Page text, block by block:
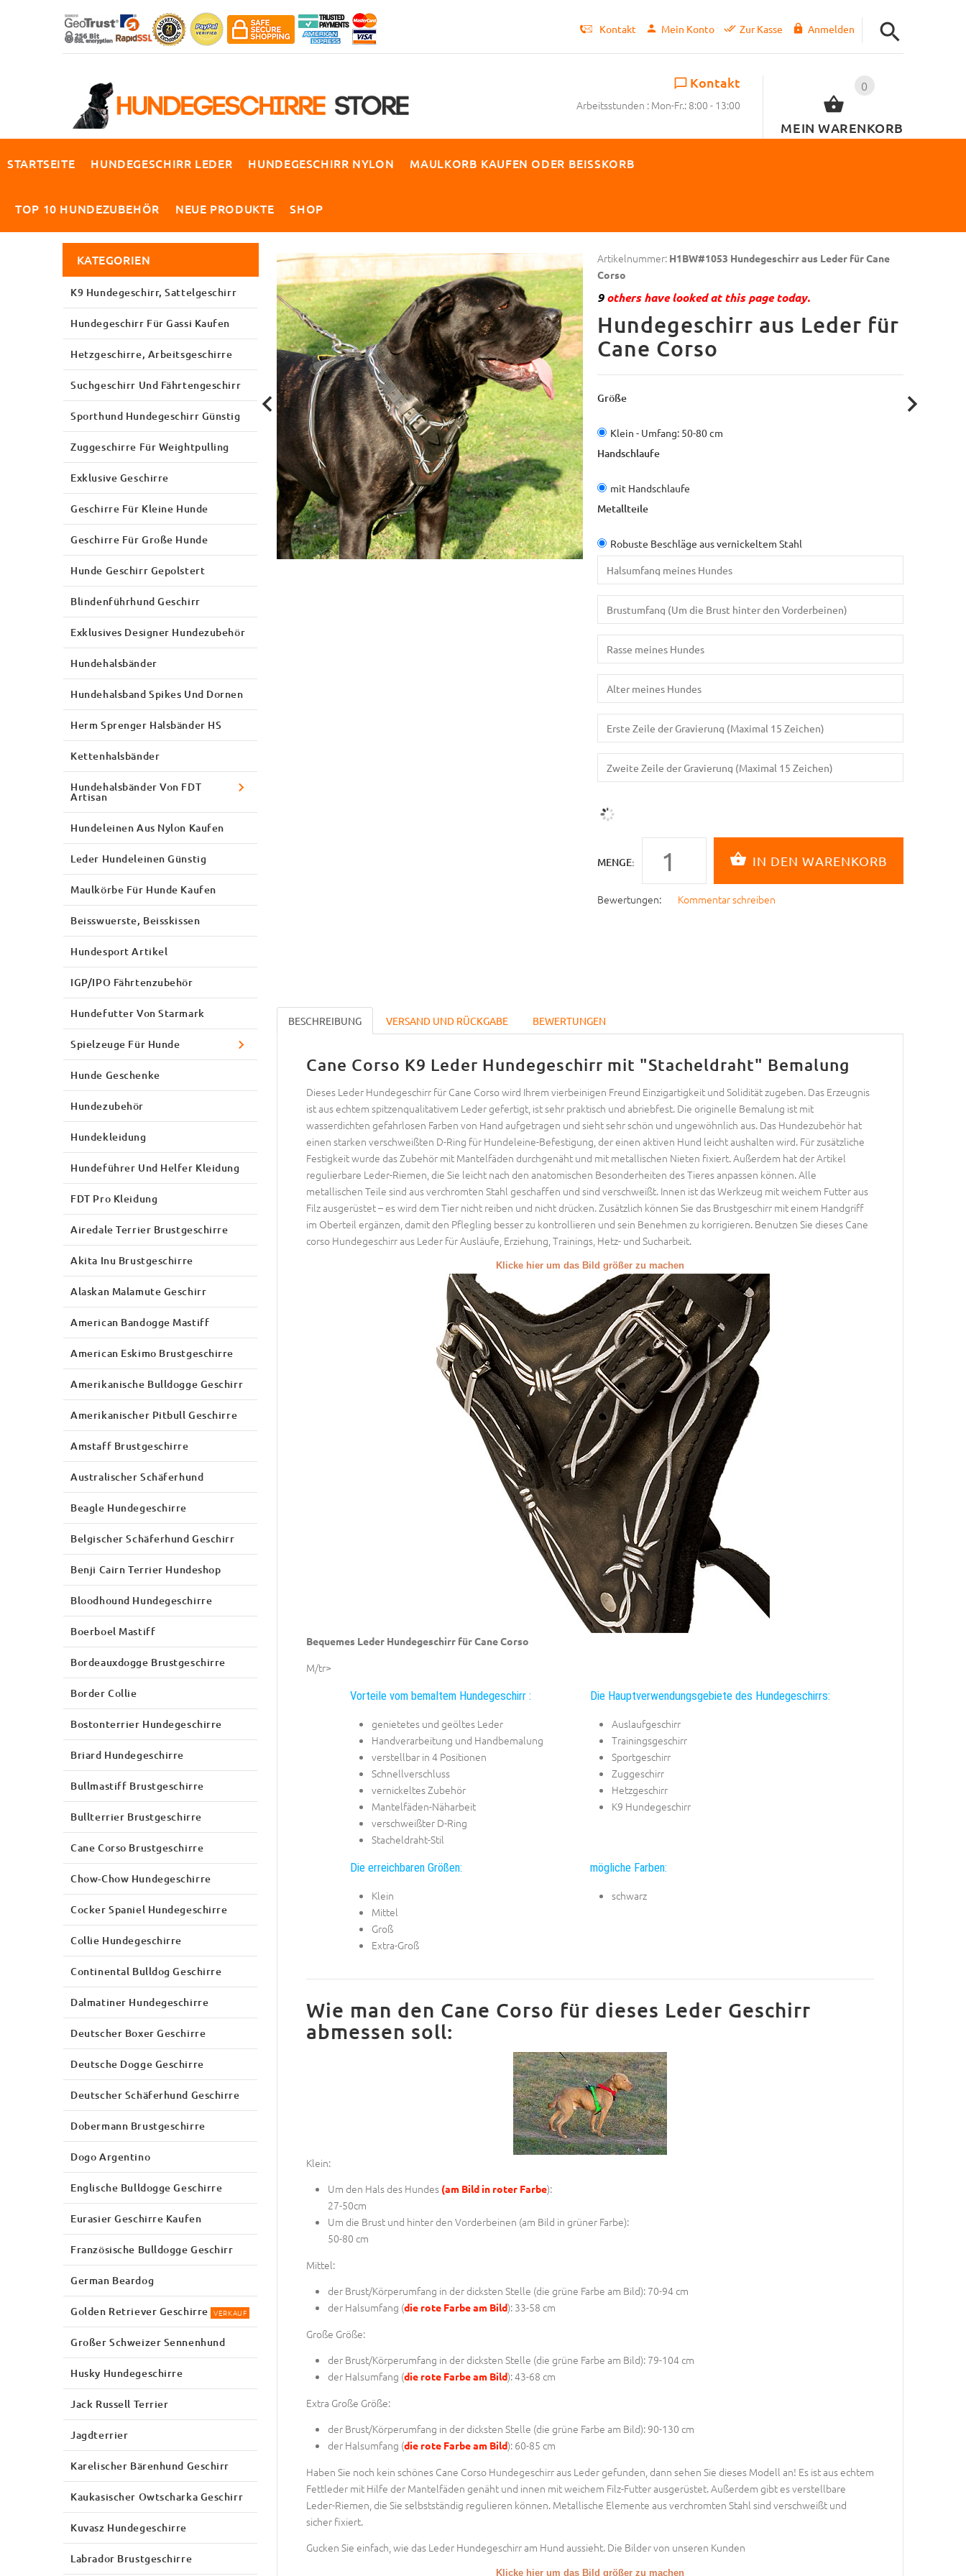
Kontakt Mein Konto Zur Kasse Anmelden
0
MEIN WARENKORB
Kontakt
Arbeitsstunden : Mon-Fr.: 8:00 - 13:00
STARTSEITE HUNDEGESCHIRR LEDER HUNDEGESCHIRR NYLON MAULKORB KAUFEN ODER BEISSKORB
TOP 10 HUNDEZUBEHÖR NEUE PRODUKTE SHOP
Artikelnummer: H1BW#1053 Hundegeschirr aus Leder für Cane
Corso
9others have looked at this page today.
Hundegeschirr aus Leder für
Cane Corso
Größe
Klein - Umfang: 50-80 cm
Handschlaufe
mit Handschlaufe
Metallteile
Robuste Beschläge aus vernickeltem Stahl
MENGE:
Bewertungen: Kommentar schreiben
BESCHREIBUNG VERSAND UND RÜCKGABE BEWERTUNGEN
Cane Corso K9 Leder Hundegeschirr mit "Stacheldraht" Bemalung
Dieses Leder Hundegeschirr für Cane Corso wird Ihrem vierbeinigen Freund Einzigartigkeit und Solidität zugeben. Das Erzeugnis
ist aus echtem spitzenqualitativem Leder gefertigt, ist sehr praktisch und abriebfest. Die originelle Bemalung ist mit
wasserdichten gefahrlosen Farben von Hand aufgetragen und sieht sehr schön und ungewöhnlich aus. Das Hundezubehör hat
einen starken verschweißten D-Ring für Hundeleine-Befestigung, der einen aktiven Hund leicht aushalten wird. Für zusätzliche
Festigkeit wurde das Zubehör mit Mantelfäden durchgenäht und mit metallischen Nieten fixiert. Außerdem hat der Artikel
regulierbare Leder-Riemen, die Sie leicht nach den anatomischen Besonderheiten des Tieres anpassen können. Alle
metallischen Teile sind aus verchromten Stahl geschaffen und sind verschweißt. Innen ist das Werkzeug mit weichem Futter aus
Filz ausgerüstet – es wird dem Tier nicht reiben und nicht drücken. Zusätzlich können Sie das Brustgeschirr mit einem Handgriff
im Oberteil ergänzen, damit den Pflegling besser zu kontrollieren und sein Benehmen zu korrigieren. Benutzen Sie dieses Cane
corso Hundegeschirr aus Leder für Ausläufe, Erziehung, Trainings, Hetz- und Sucharbeit.
Klicke hier um das Bild größer zu machen
Bequemes Leder Hundegeschirr für Cane Corso
M/tr>
Vorteile vom bemaltem Hundegeschirr :
genietetes und geöltes Leder
Handverarbeitung und Handbemalung
verstellbar in 4 Positionen
Schnellverschluss
vernickeltes Zubehör
Mantelfäden-Näharbeit
verschweißter D-Ring
Stacheldraht-Stil
Die Hauptverwendungsgebiete des Hundegeschirrs:
Auslaufgeschirr
Trainingsgeschirr
Sportgeschirr
Zuggeschirr
Hetzgeschirr
K9 Hundegeschirr
Die erreichbaren Größen:
Klein
Mittel
Groß
Extra-Groß
mögliche Farben:
schwarz
Wie man den Cane Corso für dieses Leder Geschirr
abmessen soll:
Klein:
Um den Hals des Hundes (am Bild in roter Farbe):
27-50cm
Um die Brust und hinter den Vorderbeinen (am Bild in grüner Farbe):
50-80 cm
Mittel:
der Brust/Körperumfang in der dicksten Stelle (die grüne Farbe am Bild): 70-94 cm
der Halsumfang (die rote Farbe am Bild): 33-58 cm
Große Größe:
der Brust/Körperumfang in der dicksten Stelle (die grüne Farbe am Bild): 79-104 cm
der Halsumfang (die rote Farbe am Bild): 43-68 cm
Extra Große Größe:
der Brust/Körperumfang in der dicksten Stelle (die grüne Farbe am Bild): 90-130 cm
der Halsumfang (die rote Farbe am Bild): 60-85 cm
Haben Sie noch kein schönes Cane Corso Hundegeschirr aus Leder gefunden, dann sehen Sie dieses Modell an! Es ist aus echtem
Fettleder mit Hilfe der Mantelfäden genäht und innen mit weichem Filz-Futter ausgerüstet. Außerdem gibt es verstellbare
Leder-Riemen, die Sie selbstständig regulieren können. Metallische Elemente aus verchromten Stahl sind verschweißt und
sicher fixiert.
Gucken Sie einfach, wie das Leder Hundegeschirr am Hund aussieht. Die Bilder von unseren Kunden
Klicke hier um das Bild größer zu machen
KATEGORIEN
K9 Hundegeschirr, Sattelgeschirr
Hundegeschirr Für Gassi Kaufen
Hetzgeschirre, Arbeitsgeschirre
Suchgeschirr Und Fährtengeschirr
Sporthund Hundegeschirr Günstig
Zuggeschirre Für Weightpulling
Exklusive Geschirre
Geschirre Für Kleine Hunde
Geschirre Für Große Hunde
Hunde Geschirr Gepolstert
Blindenführhund Geschirr
Exklusives Designer Hundezubehör
Hundehalsbänder
Hundehalsband Spikes Und Dornen
Herm Sprenger Halsbänder HS
Kettenhalsbänder
Hundehalsbänder Von FDT
Artisan
Hundeleinen Aus Nylon Kaufen
Leder Hundeleinen Günstig
Maulkörbe Für Hunde Kaufen
Beisswuerste, Beisskissen
Hundesport Artikel
IGP/IPO Fährtenzubehör
Hundefutter Von Starmark
Spielzeuge Für Hunde
Hunde Geschenke
Hundezubehör
Hundekleidung
Hundeführer Und Helfer Kleidung
FDT Pro Kleidung
Airedale Terrier Brustgeschirre
Akita Inu Brustgeschirre
Alaskan Malamute Geschirr
American Bandogge Mastiff
American Eskimo Brustgeschirre
Amerikanische Bulldogge Geschirr
Amerikanischer Pitbull Geschirre
Amstaff Brustgeschirre
Australischer Schäferhund
Beagle Hundegeschirre
Belgischer Schäferhund Geschirr
Benji Cairn Terrier Hundeshop
Bloodhound Hundegeschirre
Boerboel Mastiff
Bordeauxdogge Brustgeschirre
Border Collie
Bostonterrier Hundegeschirre
Briard Hundegeschirre
Bullmastiff Brustgeschirre
Bullterrier Brustgeschirre
Cane Corso Brustgeschirre
Chow-Chow Hundegeschirre
Cocker Spaniel Hundegeschirre
Collie Hundegeschirre
Continental Bulldog Geschirre
Dalmatiner Hundegeschirre
Deutscher Boxer Geschirre
Deutsche Dogge Geschirre
Deutscher Schäferhund Geschirre
Dobermann Brustgeschirre
Dogo Argentino
Englische Bulldogge Geschirre
Eurasier Geschirre Kaufen
Französische Bulldogge Geschirr
German Beardog
Golden Retriever Geschirre VERKAUF
Großer Schweizer Sennenhund
Husky Hundegeschirre
Jack Russell Terrier
Jagdterrier
Karelischer Bärenhund Geschirr
Kaukasischer Owtscharka Geschirr
Kuvasz Hundegeschirre
Labrador Brustgeschirre